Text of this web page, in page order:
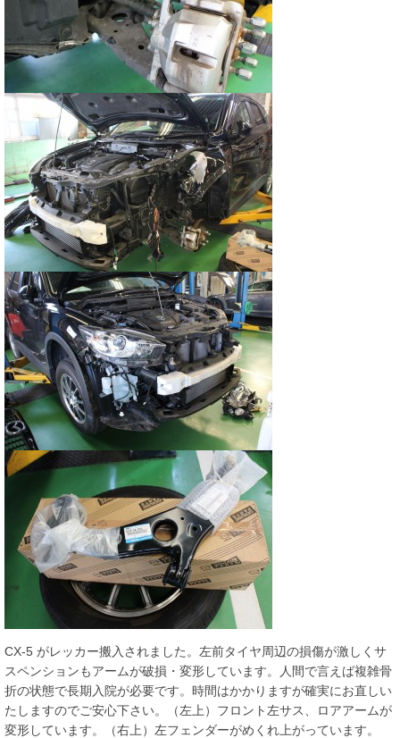
CX-5 がレッカー搬入されました。左前タイヤ周辺の損傷が激しくサ
スペンションもアームが破損・変形しています。人間で言えば複雑骨
折の状態で長期入院が必要です。時間はかかりますが確実にお直しい
たしますのでご安心下さい。（左上）フロント左サス、ロアアームが
変形しています。（右上）左フェンダーがめくれ上がっています。